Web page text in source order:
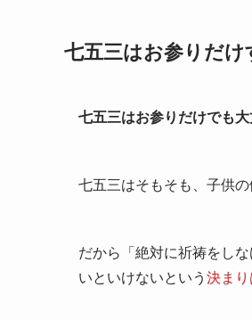
七五三はお参りだけ
七五三はお参りだけでも大
七五三はそもそも、子供
だから「絶対に祈祷をし
いといけないという 決ま